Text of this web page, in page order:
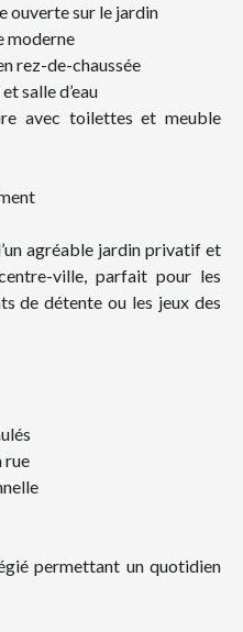
ouverte sur le jardin
moderne
rez-de-chaussée
salle d’eau
avec toilettes et meuble
agréable jardin privatif et
ville, parfait pour les
de détente ou les jeux des
rue
permettant un quotidien